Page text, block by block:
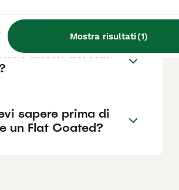
Mostra risultati(1)
i difetti del Flat
sapere prima di
un Flat Coated?